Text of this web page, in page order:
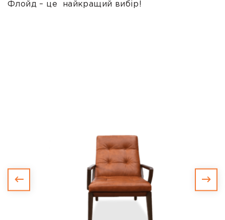
Флойд – це найкращий вибір!